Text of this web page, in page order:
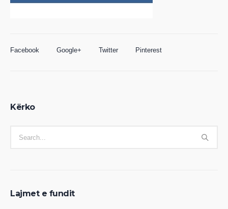
Facebook Google+ Twitter Pinterest
Kërko
Lajmet e fundit